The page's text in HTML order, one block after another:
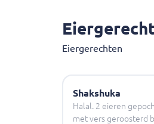
Eiergerechten
Shakshuka
Halal. 2 eieren
met vers geroosterd